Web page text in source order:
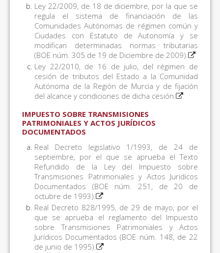
Ley 22/2009, de 18 de diciembre, por la que se
regula el sistema de financiación de las
Comunidades Autónomas de régimen común y
Ciudades con Estatuto de Autonomía y se
modifican determinadas normas tributarias
(BOE núm. 305 de 19 de Diciembre de 2009).
Ley 22/2010, de 16 de julio, del régimen de
cesión de tributos del Estado a la Comunidad
Autónoma de la Región de Murcia y de fijación
del alcance y condiciones de dicha cesión.
IMPUESTO SOBRE TRANSMISIONES
PATRIMONIALES Y ACTOS JURÍDICOS
DOCUMENTADOS
Real Decreto legislativo 1/1993, de 24 de
septiembre, por el que se aprueba el Texto
Refundido de la Ley del Impuesto sobre
Transmisiones Patrimoniales y Actos Jurídicos
Documentados (BOE núm. 251, de 20 de
octubre de 1993).
Real Decreto 828/1995, de 29 de mayo, por el
que se aprueba el reglamento del Impuesto
sobre Transmisiones Patrimoniales y Actos
Jurídicos Documentados (BOE núm. 148, de 22
de junio de 1995).